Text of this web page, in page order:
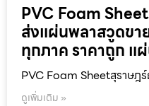
PVC Foam
ส่งแผ่นพลาสวูดขา
ทุกภาค ราคาถูก แ
PVC Foam Sheetสุราษฎ
ดูเพิ่มเติม »